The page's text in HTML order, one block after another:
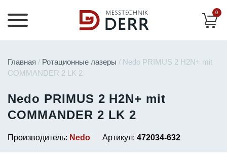
0
Главная / Ротационные лазеры / Nedo PRIMUS 2 H2N+ mit
COMMANDER 2 LK 2
Nedo PRIMUS 2 H2N+ mit
COMMANDER 2 LK 2
Производитель: Nedo Артикул: 472034-632